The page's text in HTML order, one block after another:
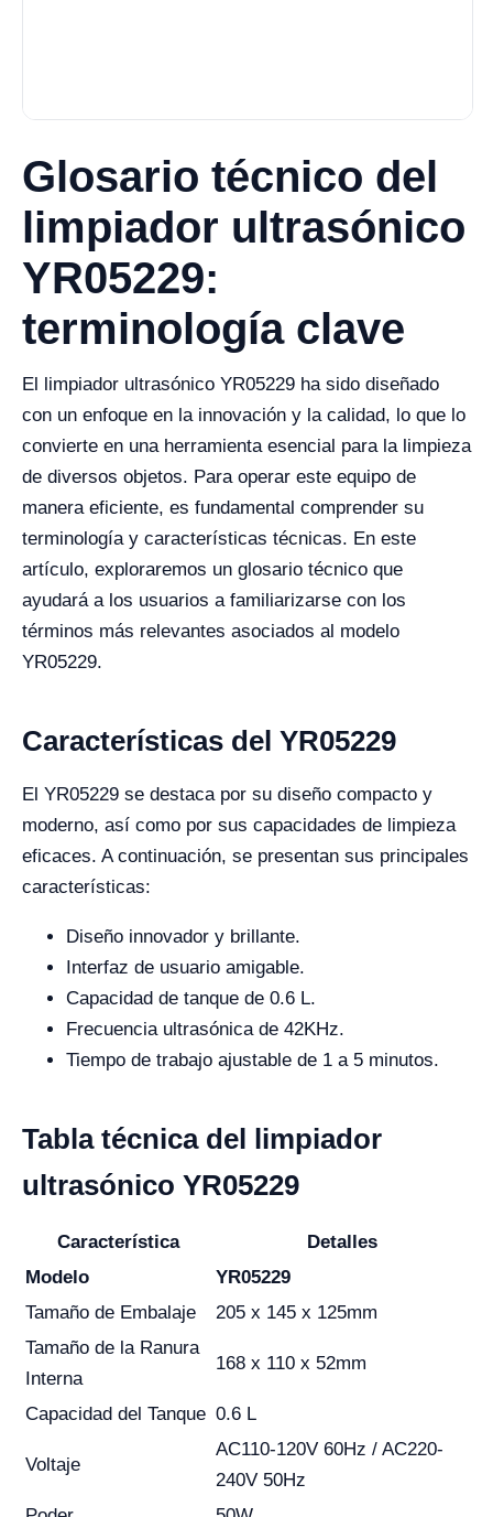
Glosario técnico del
limpiador ultrasónico
YR05229:
terminología clave
El limpiador ultrasónico YR05229 ha sido diseñado
con un enfoque en la innovación y la calidad, lo que lo
convierte en una herramienta esencial para la limpieza
de diversos objetos. Para operar este equipo de
manera eficiente, es fundamental comprender su
terminología y características técnicas. En este
artículo, exploraremos un glosario técnico que
ayudará a los usuarios a familiarizarse con los
términos más relevantes asociados al modelo
YR05229.
Características del YR05229
El YR05229 se destaca por su diseño compacto y
moderno, así como por sus capacidades de limpieza
eficaces. A continuación, se presentan sus principales
características:
Diseño innovador y brillante.
Interfaz de usuario amigable.
Capacidad de tanque de 0.6 L.
Frecuencia ultrasónica de 42KHz.
Tiempo de trabajo ajustable de 1 a 5 minutos.
Tabla técnica del limpiador
ultrasónico YR05229
Característica
Detalles
Modelo
YR05229
Tamaño de Embalaje
205 x 145 x 125mm
Tamaño de la Ranura
Interna
168 x 110 x 52mm
Capacidad del Tanque 0.6 L
Voltaje
AC110-120V 60Hz / AC220-
240V 50Hz